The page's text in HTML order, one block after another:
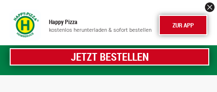
Happy Pizza
kostenlos herunterladen & sofort bestellen ZUR APP
JETZT BESTELLEN